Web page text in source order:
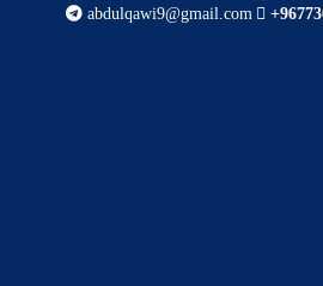
abdulqawi9@gmail.com